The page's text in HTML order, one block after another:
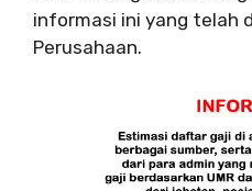
informasi ini yang telah
Perusahaan.